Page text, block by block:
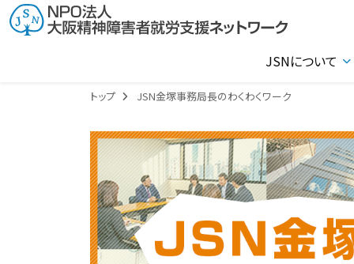
JSNについて
トップ JSN金塚事務局長のわくわくワーク